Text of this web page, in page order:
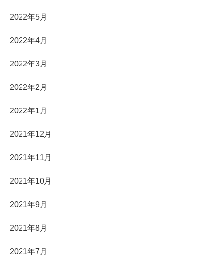
2022年5月
2022年4月
2022年3月
2022年2月
2022年1月
2021年12月
2021年11月
2021年10月
2021年9月
2021年8月
2021年7月